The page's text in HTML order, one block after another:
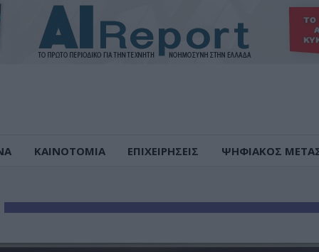
ΚΑΙΝΟΤΟΜΙΑ ΕΠΙΧΕΙΡΗΣΕΙΣ ΨΗΦΙΑΚΟΣ